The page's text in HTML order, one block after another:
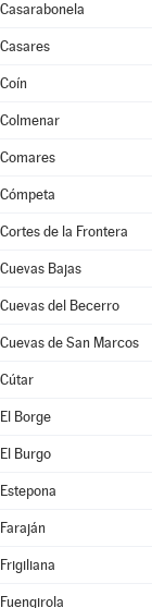
Casarabonela
Casares
Coín
Colmenar
Comares
Cómpeta
Cortes de la Frontera
Cuevas Bajas
Cuevas del Becerro
Cuevas de San Marcos
Cútar
El Borge
El Burgo
Estepona
Faraján
Frigiliana
Fuengirola